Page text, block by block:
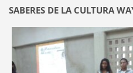
SABERES DE LA CULTURA